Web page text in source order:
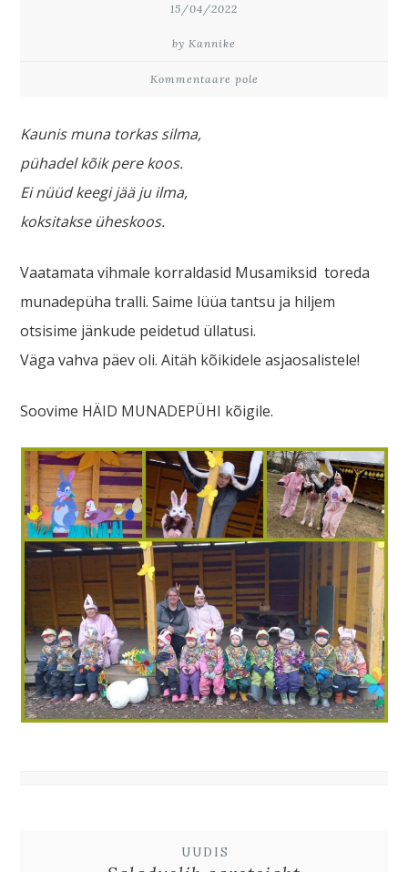
15/04/2022
by Kannike
Kommentaare pole
Kaunis muna torkas silma,
pühadel kõik pere koos.
Ei nüüd keegi jää ju ilma,
koksitakse üheskoos.
Vaatamata vihmale korraldasid Musamiksid toreda
munadepüha tralli. Saime lüüa tantsu ja hiljem
otsisime jänkude peidetud üllatusi.
Väga vahva päev oli. Aitäh kõikidele asjaosalistele!
Soovime HÄID MUNADEPÜHI kõigile.
UUDIS